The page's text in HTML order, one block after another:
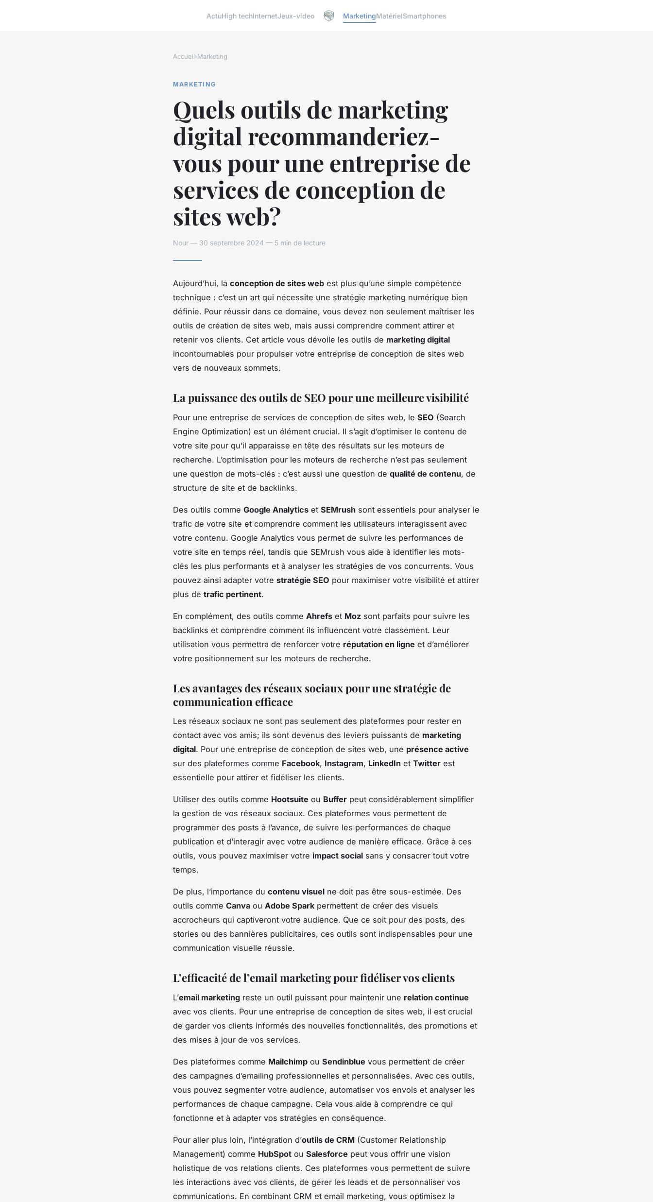
ActuHigh techInternetJeux-video MarketingMatérielSmartphones
Accueil›Marketing
MARKETING
Quels outils de marketing
digital recommanderiez-
vous pour une entreprise de
services de conception de
sites web?
Nour — 30 septembre 2024 — 5 min de lecture
Aujourd’hui, la conception de sites web est plus qu’une simple compétence
technique : c’est un art qui nécessite une stratégie marketing numérique bien
définie. Pour réussir dans ce domaine, vous devez non seulement maîtriser les
outils de création de sites web, mais aussi comprendre comment attirer et
retenir vos clients. Cet article vous dévoile les outils de marketing digital
incontournables pour propulser votre entreprise de conception de sites web
vers de nouveaux sommets.
La puissance des outils de SEO pour une meilleure visibilité
Pour une entreprise de services de conception de sites web, le SEO (Search
Engine Optimization) est un élément crucial. Il s’agit d’optimiser le contenu de
votre site pour qu’il apparaisse en tête des résultats sur les moteurs de
recherche. L’optimisation pour les moteurs de recherche n’est pas seulement
une question de mots-clés : c’est aussi une question de qualité de contenu, de
structure de site et de backlinks.
Des outils comme Google Analytics et SEMrush sont essentiels pour analyser le
trafic de votre site et comprendre comment les utilisateurs interagissent avec
votre contenu. Google Analytics vous permet de suivre les performances de
votre site en temps réel, tandis que SEMrush vous aide à identifier les mots-
clés les plus performants et à analyser les stratégies de vos concurrents. Vous
pouvez ainsi adapter votre stratégie SEO pour maximiser votre visibilité et attirer
plus de trafic pertinent.
En complément, des outils comme Ahrefs et Moz sont parfaits pour suivre les
backlinks et comprendre comment ils influencent votre classement. Leur
utilisation vous permettra de renforcer votre réputation en ligne et d’améliorer
votre positionnement sur les moteurs de recherche.
Les avantages des réseaux sociaux pour une stratégie de
communication efficace
Les réseaux sociaux ne sont pas seulement des plateformes pour rester en
contact avec vos amis; ils sont devenus des leviers puissants de marketing
digital. Pour une entreprise de conception de sites web, une présence active
sur des plateformes comme Facebook, Instagram, LinkedIn et Twitter est
essentielle pour attirer et fidéliser les clients.
Utiliser des outils comme Hootsuite ou Buffer peut considérablement simplifier
la gestion de vos réseaux sociaux. Ces plateformes vous permettent de
programmer des posts à l’avance, de suivre les performances de chaque
publication et d’interagir avec votre audience de manière efficace. Grâce à ces
outils, vous pouvez maximiser votre impact social sans y consacrer tout votre
temps.
De plus, l’importance du contenu visuel ne doit pas être sous-estimée. Des
outils comme Canva ou Adobe Spark permettent de créer des visuels
accrocheurs qui captiveront votre audience. Que ce soit pour des posts, des
stories ou des bannières publicitaires, ces outils sont indispensables pour une
communication visuelle réussie.
L’efficacité de l’email marketing pour fidéliser vos clients
L’email marketing reste un outil puissant pour maintenir une relation continue
avec vos clients. Pour une entreprise de conception de sites web, il est crucial
de garder vos clients informés des nouvelles fonctionnalités, des promotions et
des mises à jour de vos services.
Des plateformes comme Mailchimp ou Sendinblue vous permettent de créer
des campagnes d’emailing professionnelles et personnalisées. Avec ces outils,
vous pouvez segmenter votre audience, automatiser vos envois et analyser les
performances de chaque campagne. Cela vous aide à comprendre ce qui
fonctionne et à adapter vos stratégies en conséquence.
Pour aller plus loin, l’intégration d’outils de CRM (Customer Relationship
Management) comme HubSpot ou Salesforce peut vous offrir une vision
holistique de vos relations clients. Ces plateformes vous permettent de suivre
les interactions avec vos clients, de gérer les leads et de personnaliser vos
communications. En combinant CRM et email marketing, vous optimisez la